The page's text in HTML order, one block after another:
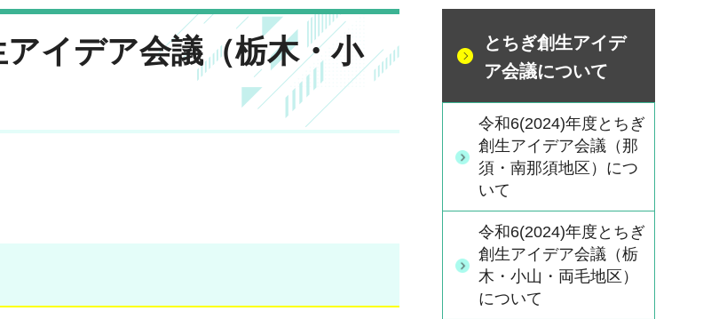
イデア会議（栃木・小
とちぎ創生アイデ
ア会議について
令和6(2024)年度とちぎ
創生アイデア会議（那
須・南那須地区）につ
いて
令和6(2024)年度とちぎ
創生アイデア会議（栃
木・小山・両毛地区）
について